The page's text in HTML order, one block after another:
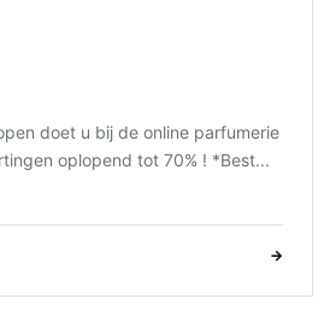
doet u bij de online parfumerie
oplopend tot 70% ! *Best...
→